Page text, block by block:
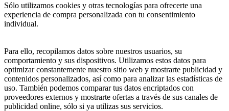
Sólo utilizamos cookies y otras tecnologías para ofrecerte una
experiencia de compra personalizada con tu consentimiento
individual.
Para ello, recopilamos datos sobre nuestros usuarios, su
comportamiento y sus dispositivos. Utilizamos estos datos para
optimizar constantemente nuestro sitio web y mostrarte publicidad y
contenidos personalizados, así como para analizar las estadísticas de
uso. También podemos comparar tus datos encriptados con
proveedores externos y mostrarte ofertas a través de sus canales de
publicidad online, sólo si ya utilizas sus servicios.